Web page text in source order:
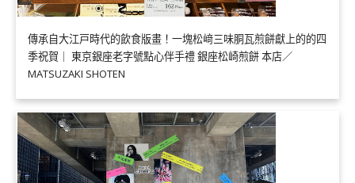
傳承自大江戸時代的飲食版畫！一塊松﨑三味胴瓦煎餅獻上的的四
季祝賀｜ 東京銀座老字號點心伴手禮 銀座松崎煎餅 本店／
MATSUZAKI SHOTEN